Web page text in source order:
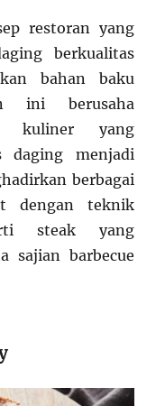
restoran yang
berkualitas
bahan baku
ini berusaha
kuliner yang
daging menjadi
berbagai
dengan teknik
steak yang
sajian barbecue